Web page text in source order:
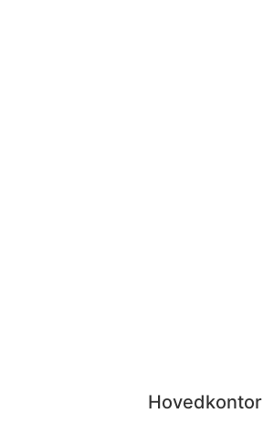
Hovedkontor